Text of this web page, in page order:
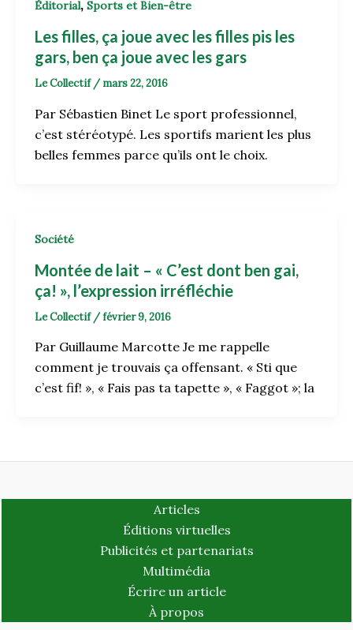
Éditorial, Sports et Bien-être
Les filles, ça joue avec les filles pis les
gars, ben ça joue avec les gars
Le Collectif / mars 22, 2016
Par Sébastien Binet Le sport professionnel,
c’est stéréotypé. Les sportifs marient les plus
belles femmes parce qu’ils ont le choix.
Société
Montée de lait – « C’est dont ben gai,
ça! », l’expression irréfléchie
Le Collectif /février 9, 2016
Par Guillaume Marcotte Je me rappelle
comment je trouvais ça offensant. « Sti que
c’est fif! », « Fais pas ta tapette », « Faggot »; la
Articles
Éditions virtuelles
Publicités et partenariats
Multimédia
Écrire un article
À propos